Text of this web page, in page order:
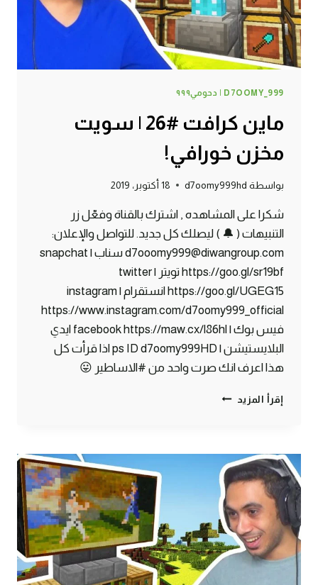
D7OOMY_999 | دحومي٩٩٩
ماين كرافت #26 | سويت
مخزن خورافي!
بواسطة d7oomy999hd 18 أكتوبر، 2019
شكرا على المشاهده , اشترك بالقناة وفعّل زر
التنبيهات ( 🔔 ) ليصلك كل جديد. للتواصل والإعلان:
d7ooomy999@diwangroup.com سناب | snapchat
https://goo.gl/sr19bf تويتر | twitter
https://goo.gl/UGEG15 انستقرام | instagram
https://www.instagram.com/d7oomy999_official
فيس بوك | facebook https://maw.cx/l86hl ايدي
البلايستيشن | ps ID d7oomy999HD اذا قرأت كل
هذا اعرف انك صرت واحد من #الاساطير 😛
إقرأ المزيد ماين
سويت
مخزن
خورافي!